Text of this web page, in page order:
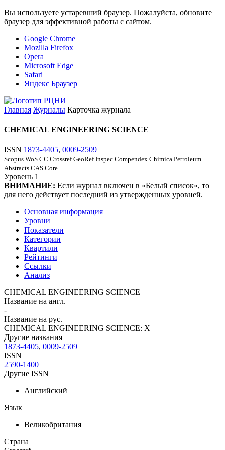
Вы используете устаревший браузер. Пожалуйста, обновите
браузер для эффективной работы с сайтом.
Google Chrome
Mozilla Firefox
Opera
Microsoft Edge
Safari
Яндекс Браузер
Главная Журналы Карточка журнала
CHEMICAL ENGINEERING SCIENCE
ISSN 1873-4405, 0009-2509
Scopus WoS CC Crossref GeoRef Inspec Compendex Chimica Petroleum
Abstracts CAS Core
Уровень 1
ВНИМАНИЕ: Если журнал включен в «Белый список», то
для него действует последний из утвержденных уровней.
Основная информация
Уровни
Показатели
Категории
Квартили
Рейтинги
Ссылки
Анализ
CHEMICAL ENGINEERING SCIENCE
Название на англ.
-
Название на рус.
CHEMICAL ENGINEERING SCIENCE: X
Другие названия
1873-4405, 0009-2509
ISSN
2590-1400
Другие ISSN
Английский
Язык
Великобритания
Страна